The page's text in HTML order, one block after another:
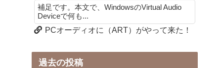
補足です。本文で、WindowsのVirtual Audio
Deviceで何も...
PCオーディオに（ART）がやって来た！
過去の投稿